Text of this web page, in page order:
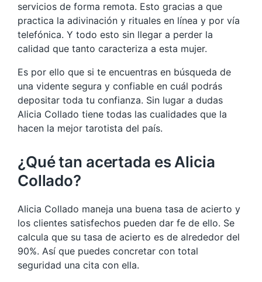
servicios de forma remota. Esto gracias a que
practica la adivinación y rituales en línea y por vía
telefónica. Y todo esto sin llegar a perder la
calidad que tanto caracteriza a esta mujer.
Es por ello que si te encuentras en búsqueda de
una vidente segura y confiable en cuál podrás
depositar toda tu confianza. Sin lugar a dudas
Alicia Collado tiene todas las cualidades que la
hacen la mejor tarotista del país.
¿Qué tan acertada es Alicia
Collado?
Alicia Collado maneja una buena tasa de acierto y
los clientes satisfechos pueden dar fe de ello. Se
calcula que su tasa de acierto es de alrededor del
90%. Así que puedes concretar con total
seguridad una cita con ella.